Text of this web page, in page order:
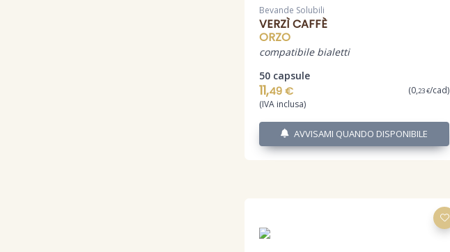
Bevande Solubili
VERZÌ CAFFÈ
ORZO
compatibile bialetti
50 capsule
11,49 € (0,23 €/cad)
(IVA inclusa)
AVVISAMI QUANDO DISPONIBILE